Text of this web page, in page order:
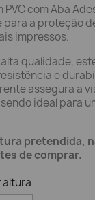
PVC com Aba
a proteção
impressos.
alta qualidade,
e
assegura a
ideal para
pretendida,
de comprar.
altura